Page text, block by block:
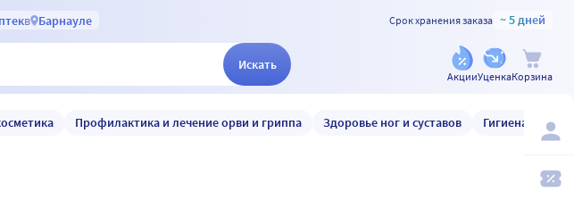
в Барнауле Срок хранения заказа ~ 5 дней
Искать
АкцииУценкаКорзина
Профилактика и лечение орви и гриппа Здоровье ног и суставов Гигиена и уход